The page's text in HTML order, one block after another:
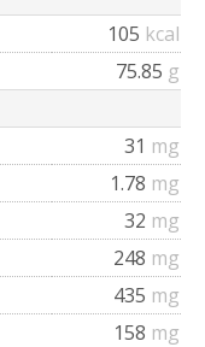
105 kcal
75.85 g
31 mg
1.78 mg
32 mg
248 mg
435 mg
158 mg